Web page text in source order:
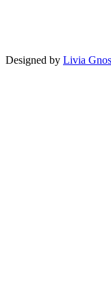
Designed by Livia Gnos